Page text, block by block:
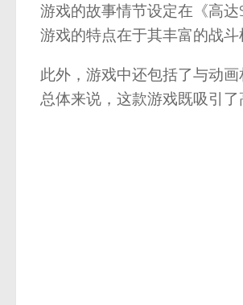
游戏的故事情节设定在《高达
游戏的特点在于其丰富的战斗
此外，游戏中还包括了与动画
总体来说，这款游戏既吸引